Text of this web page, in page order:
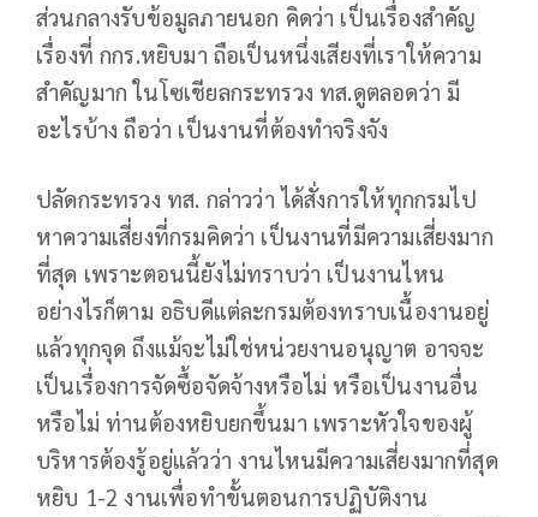
ส่วนกลางรับข้อมูลภายนอก คิดว่า เป็นเรื่องสำคัญ
เรื่องที่ กกร.หยิบมา ถือเป็นหนึ่งเสียงที่เราให้ความ
สำคัญมาก ในโซเชียลกระทรวง ทส.ดูตลอดว่า มี
อะไรบ้าง ถือว่า เป็นงานที่ต้องทำจริงจัง
ปลัดกระทรวง ทส. กล่าวว่า ได้สั่งการให้ทุกกรมไป
หาความเสี่ยงที่กรมคิดว่า เป็นงานที่มีความเสี่ยงมาก
ที่สุด เพราะตอนนี้ยังไม่ทราบว่า เป็นงานไหน
อย่างไรก็ตาม อธิบดีแต่ละกรมต้องทราบเนื้องานอยู่
แล้วทุกจุด ถึงแม้จะไม่ใช่หน่วยงานอนุญาต อาจจะ
เป็นเรื่องการจัดซื้อจัดจ้างหรือไม่ หรือเป็นงานอื่น
หรือไม่ ท่านต้องหยิบยกขึ้นมา เพราะหัวใจของผู้
บริหารต้องรู้อยู่แล้วว่า งานไหนมีความเสี่ยงมากที่สุด
หยิบ 1-2 งานเพื่อทำขั้นตอนการปฏิบัติงาน